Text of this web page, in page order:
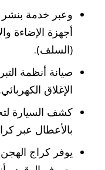
وعبر خدمة
أجهزة الإضاءة
(السلف).
صيانة أنظمة
الإغلاق الكهربائي.
كشف السيارة
بالأعطال عبر
يوفر كراج